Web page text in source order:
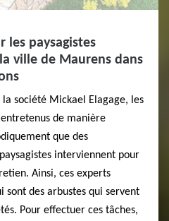
les paysagistes
ville de Maurens dans
société Mickael Elagage, les
de manière
que des
interviennent pour
Ainsi, ces experts
sont des arbustes qui servent
Pour effectuer ces tâches,